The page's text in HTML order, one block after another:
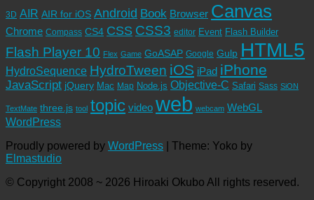
3D AIR AIR for iOS Android Book Browser Canvas
Chrome Compass CS4 CSS CSS3 editor Event Flash Builder
Flash Player 10 Flex Game GoASAP Google Gulp HTML5
HydroSequence HydroTween iOS iPad iPhone
JavaScript jQuery Mac Map Node.js Objective-C Safari Sass SiON
TextMate three.js tool topic video web webcam WebGL
WordPress
Proudly powered by WordPress
Theme: Yoko by
Elmastudio
© Copyright 2008 ~ 2026 Hiroaki Okubo All rights reserved.